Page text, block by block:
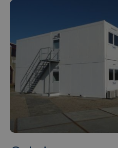
Afbeelding
item